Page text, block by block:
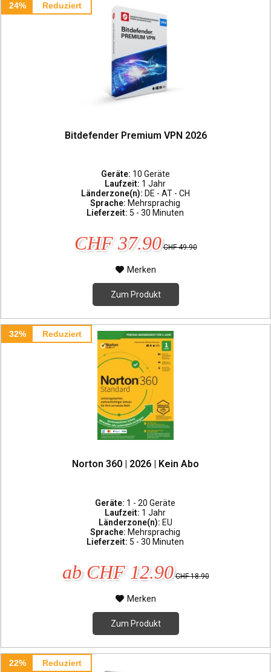
24% Reduziert
Bitdefender Premium VPN 2026
Geräte: 10 Geräte
Laufzeit: 1 Jahr
Länderzone(n): DE - AT - CH
Sprache: Mehrsprachig
Lieferzeit: 5 - 30 Minuten
CHF 37.90 CHF 49.90
Merken
Zum Produkt
32% Reduziert
Norton 360 | 2026 | Kein Abo
Geräte: 1 - 20 Geräte
Laufzeit: 1 Jahr
Länderzone(n): EU
Sprache: Mehrsprachig
Lieferzeit: 5 - 30 Minuten
ab CHF 12.90 CHF 18.90
Merken
Zum Produkt
22% Reduziert